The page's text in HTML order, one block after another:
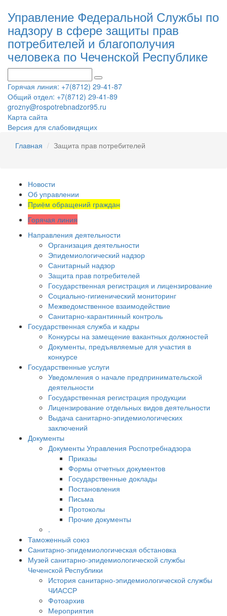
Управление Федеральной Службы по
надзору в сфере защиты прав
потребителей и благополучия
человека по Чеченской Республике
Горячая линия: +7(8712) 29-41-87
Общий отдел: +7(8712) 29-41-89
grozny@rospotrebnadzor95.ru
Карта сайта
Версия для слабовидящих
Главная
Защита прав потребителей
Новости
Об управлении
Приём обращений граждан
Горячая линия
Направления деятельности
Организация деятельности
Эпидемиологический надзор
Санитарный надзор
Защита прав потребителей
Государственная регистрация и лицензирование
Социально-гигиенический мониторинг
Межведомственное взаимодействие
Санитарно-карантинный контроль
Государственная служба и кадры
Конкурсы на замещение вакантных должностей
Документы, предъявляемые для участия в
конкурсе
Государственные услуги
Уведомления о начале предпринимательской
деятельности
Государственная регистрация продукции
Лицензирование отдельных видов деятельности
Выдача санитарно-эпидемиологических
заключений
Документы
Документы Управления Роспотребнадзора
Приказы
Формы отчетных документов
Государственные доклады
Постановления
Письма
Протоколы
Прочие документы
.
Таможенный союз
Санитарно-эпидемиологическая обстановка
Музей санитарно-эпидемиологической службы
Чеченской Республики
История санитарно-эпидемиологической службы
ЧИАССР
Фотоархив
Мероприятия